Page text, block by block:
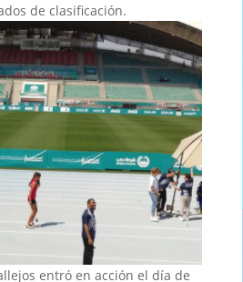
de clasificación.
entró en acción el día de